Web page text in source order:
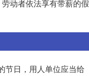
动者依法享有带薪的假
节日，用人单位应当给